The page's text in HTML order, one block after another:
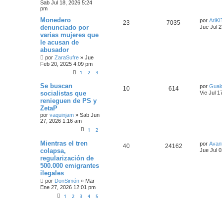
Sab Jul 18, 2026 5:24
pm
Monedero
denunciado por
varias mujeres que
le acusan de
abusador
por ZaraSufre » Jue
Feb 20, 2025 4:09 pm
1 2 3
23 7035 por
Jue Jul
Se buscan
socialistas que
renieguen de PS y
ZetaP
por vaquinjam » Sab Jun
27, 2026 1:16 am
1 2
10 614 por
Vie Jul
Mientras el tren
colapsa,
regularización de
500.000 emigrantes
ilegales
por DonSimón » Mar
Ene 27, 2026 12:01 pm
1 2 3 4 5
40 24162 por
Jue Jul